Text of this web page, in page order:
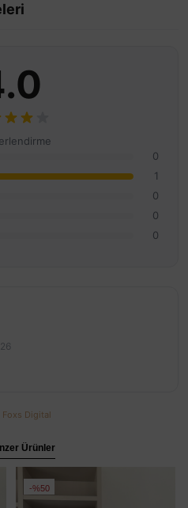
0
1
0
0
0
Foxs Digital
Ürünler
%50